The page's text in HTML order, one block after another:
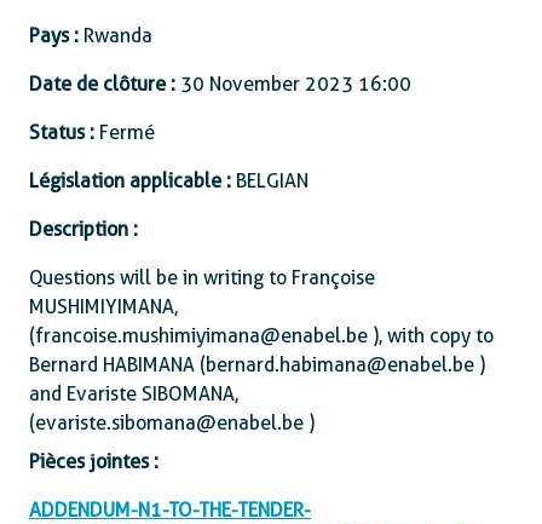
Pays : Rwanda
Date de clôture : 30 November 2023 16:00
Status : Fermé
Législation applicable : BELGIAN
Description :
Questions will be in writing to Françoise
MUSHIMIYIMANA,
(francoise.mushimiyimana@enabel.be ), with copy to
Bernard HABIMANA (bernard.habimana@enabel.be )
and Evariste SIBOMANA,
(evariste.sibomana@enabel.be )
Pièces jointes :
ADDENDUM-N1-TO-THE-TENDER-